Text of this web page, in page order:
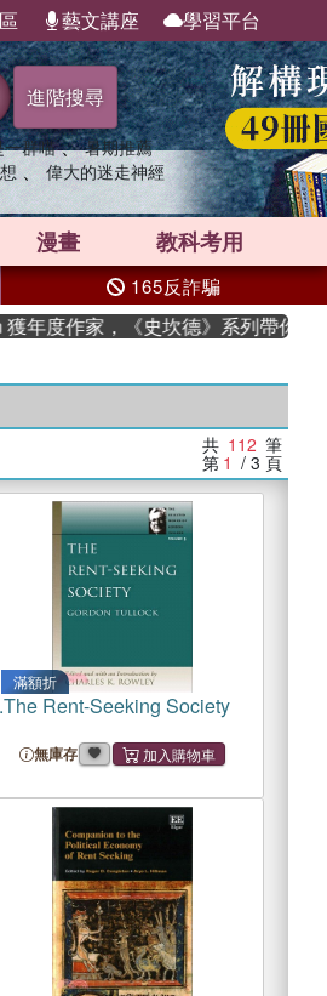
藝文講座 學習平台
進階搜尋
群喵 、 暑期推薦
、 偉大的迷走神經
漫畫 教科考用
165反詐騙
，《史坎德》系列帶你踏上熱血奇幻
共 112 筆
第 1 / 3 頁
滿額折
The Rent-Seeking Society
無庫存